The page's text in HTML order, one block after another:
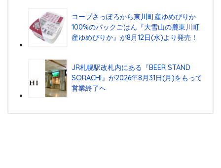
コープさっぽろから東川町産ゆめぴりか
100%のパックごはん『⼤雪⼭の麓東川町
産ゆめぴりか』が8⽉12⽇(⽔)より発売！
JR札幌駅改札内にある『BEER STAND
SORACHI』が2026年8月31日(月)をもって
営業終了へ